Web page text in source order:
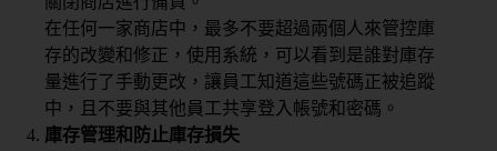
在任何一家商店中，最多不要超過兩個人來管控庫
存的改變和修正，使用系統，可以看到是誰對庫存
量進行了手動更改，讓員工知道這些號碼正被追蹤
中，且不要與其他員工共享登入帳號和密碼。
庫存管理和防止庫存損失